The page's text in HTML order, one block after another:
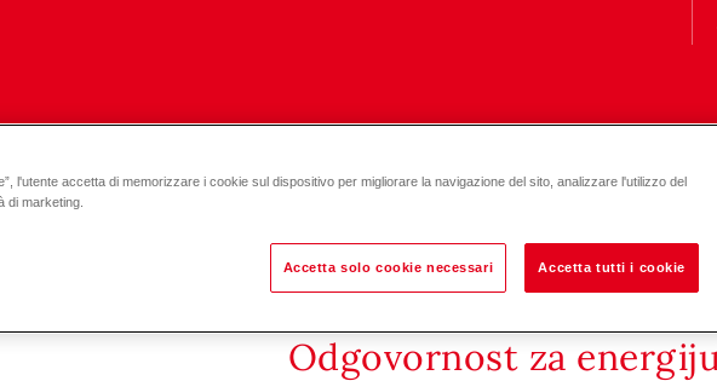
(7-90)
Odgovornost za
l'utente accetta di memorizzare i cookie sul dispositivo per migliorare la navigazione del sito, analizzare l'utilizzo del
di marketing.
Accetta solo cookie necessari Accetta tutti i cookie